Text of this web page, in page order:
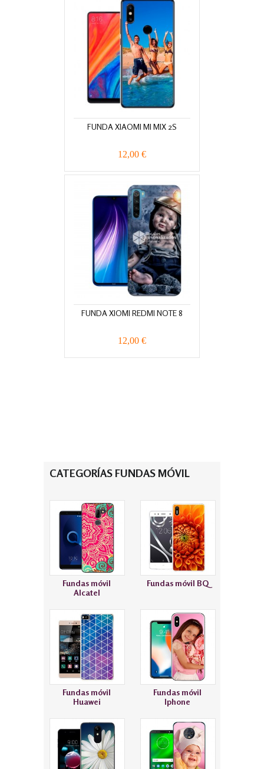
FUNDA XIAOMI MI MIX 2S
12,00 €
FUNDA XIOMI REDMI NOTE 8
12,00 €
CATEGORÍAS FUNDAS MÓVIL
Fundas móvil
Alcatel
Fundas móvil BQ
Fundas móvil
Huawei
Fundas móvil
Iphone